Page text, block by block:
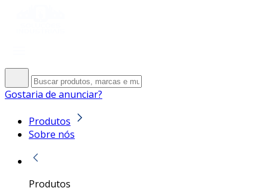
Gostaria de anunciar?
Produtos
Sobre nós
Produtos